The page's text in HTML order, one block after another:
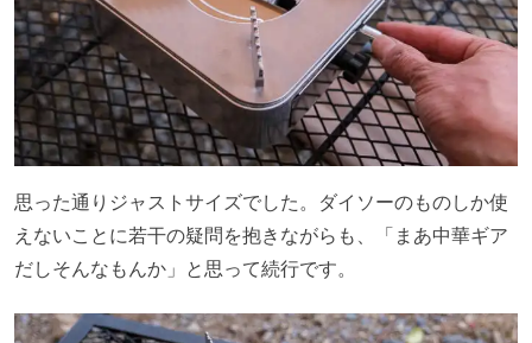
思った通りジャストサイズでした。ダイソーのものしか使
えないことに若干の疑問を抱きながらも、「まあ中華ギア
だしそんなもんか」と思って続行です。